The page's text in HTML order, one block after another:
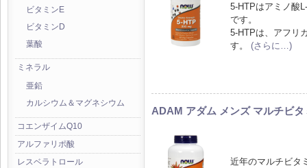
ビタミンE
ビタミンD
葉酸
ミネラル
亜鉛
カルシウム＆マグネシウム
コエンザイムQ10
アルファリポ酸
レスベラトロール
5-HTPはアミノ酸
です。
5-HTPは、アフリ
す。 (さらに…)
ADAM アダム メンズ マルチビタ
近年のマルチビタ